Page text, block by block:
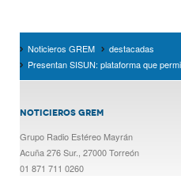
Noticieros GREM
destacadas
Presentan SISUN: plataforma que
NOTICIEROS GREM
Grupo Radio Estéreo Mayrán
Acuña 276 Sur., 27000 Torreón
01 871 711 0260